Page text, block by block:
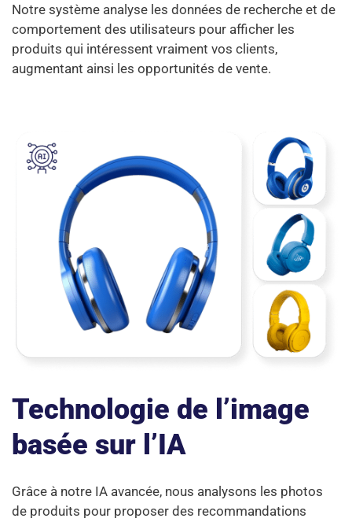
Notre système analyse les données de recherche et de
comportement des utilisateurs pour afficher les
produits qui intéressent vraiment vos clients,
augmentant ainsi les opportunités de vente.
Technologie de l’image
basée sur l’IA
Grâce à notre IA avancée, nous analysons les photos
de produits pour proposer des recommandations